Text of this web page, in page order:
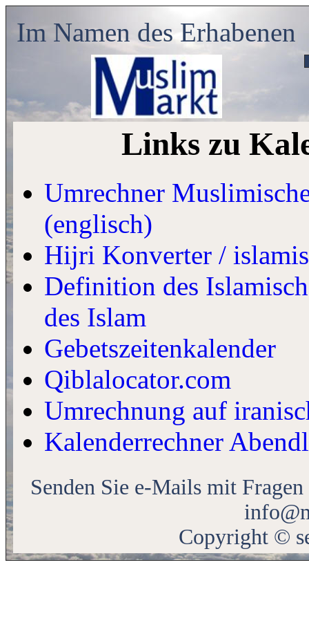
Im Namen des Erhabenen
Links zu
Umrechner
(englisch)
Hijri Konverter /
Definition des
des Islam
Gebetszeitenkalender
Qiblalocator.com
Umrechnung auf
Kalenderrechner
Senden Sie e-Mails mit
Copyright ©